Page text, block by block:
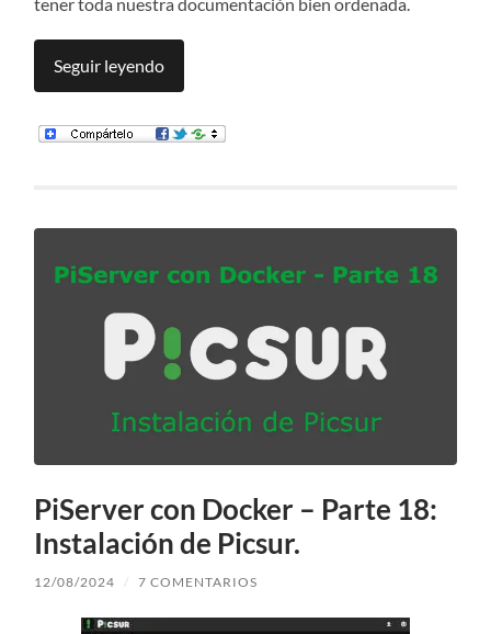
Seguir leyendo
PiServer con Docker – Parte 18:
Instalación de Picsur.
12/08/2024 / 7 COMENTARIOS